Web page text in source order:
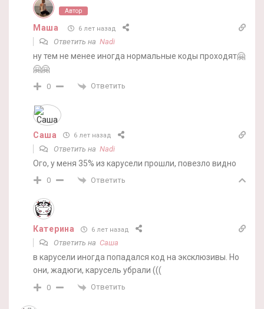
Автор
Маша 6 лет назад
Ответить на Nadi
ну тем не менее иногда нормальные коды проходят🤗
🤗🤗
0 Ответить
Саша 6 лет назад
Ответить на Nadi
Ого, у меня 35% из карусели прошли, повезло видно
0 Ответить
Катерина 6 лет назад
Ответить на Саша
в карусели иногда попадался код на эксклюзивы. Но
они, жадюги, карусель убрали (((
0 Ответить